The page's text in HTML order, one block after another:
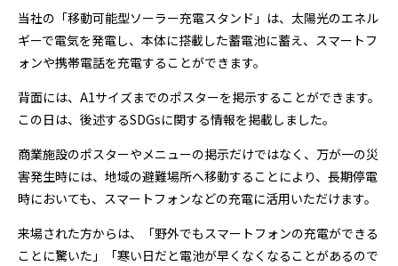
当社の「移動可能型ソーラー充電スタンド」は、太陽光のエネル
ギーで電気を発電し、本体に搭載した蓄電池に蓄え、スマートフ
ォンや携帯電話を充電することができます。
背面には、A1サイズまでのポスターを掲示することができます。
この日は、後述するSDGsに関する情報を掲載しました。
商業施設のポスターやメニューの掲示だけではなく、万が一の災
害発生時には、地域の避難場所へ移動することにより、長期停電
時においても、スマートフォンなどの充電に活用いただけます。
来場された方からは、「野外でもスマートフォンの充電ができる
ことに驚いた」「寒い日だと電池が早くなくなることがあるので